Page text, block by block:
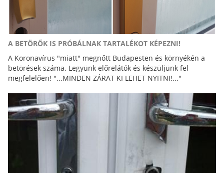
A BETÖRŐK IS PRÓBÁLNAK TARTALÉKOT KÉPEZNI!
A Koronavírus "miatt" megnőtt Budapesten és környékén a
betörések száma. Legyünk előrelátók és készüljünk fel
megfelelően! "...MINDEN ZÁRAT KI LEHET NYITNI!..."